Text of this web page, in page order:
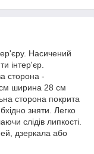
Насичений
інтер'єр.
сторона -
см ширина 28 см
сторона покрита
зняти. Легко
слідів липкості.
дзеркала або